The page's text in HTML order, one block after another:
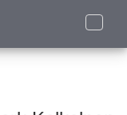
Toggle